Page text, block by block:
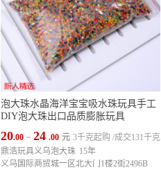
泡大珠水晶海洋宝宝吸水珠玩具手工
DIY泡大珠出口品质膨胀玩具
20.00 ~ 24 .00 元 成交131千克
3千克起购 /
鼎浩玩具义乌泡大珠 15年
义乌国际商贸城一区北大门1楼2街2496B